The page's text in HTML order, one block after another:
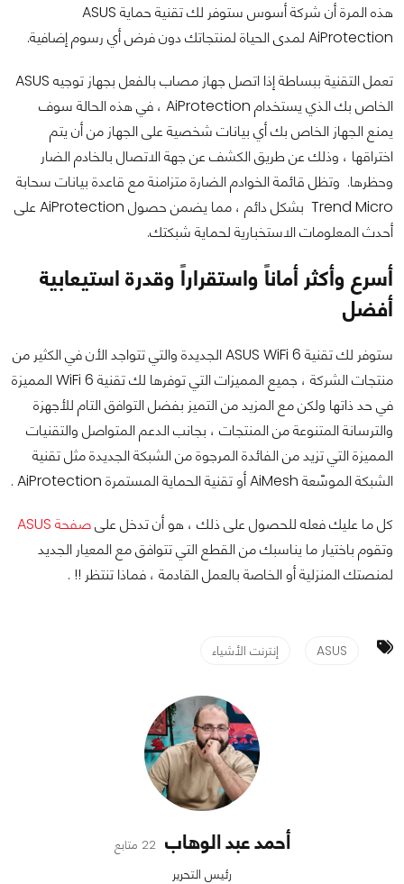
هذه المرة أن شركة أسوس ستوفر لك تقنية حماية ASUS
AiProtection لمدى الحياة لمنتجاتك دون فرض أي رسوم إضافية.
تعمل التقنية ببساطة إذا اتصل جهاز مصاب بالفعل بجهاز توجيه ASUS
الخاص بك الذي يستخدام AiProtection ، في هذه الحالة سوف
يمنع الجهاز الخاص بك أي بيانات شخصية على الجهاز من أن يتم
اختراقها ، وذلك عن طريق الكشف عن جهة الاتصال بالخادم الضار
وحظرها. وتظل قائمة الخوادم الضارة متزامنة مع قاعدة بيانات سحابة
Trend Micro بشكل دائم ، مما يضمن حصول AiProtection على
أحدث المعلومات الاستخبارية لحماية شبكتك.
أسرع وأكثر أماناً واستقراراً وقدرة استيعابية
أفضل
ستوفر لك تقنية ASUS WiFi 6 الجديدة والتي تتواجد الأن في الكثير من
منتجات الشركة ، جميع المميزات التي توفرها لك تقنية WiFi 6 المميزة
في حد ذاتها ولكن مع المزيد من التميز بفضل التوافق التام للأجهزة
والترسانة المتنوعة من المنتجات ، بجانب الدعم المتواصل والتقنيات
المميزة التي تزيد من الفائدة المرجوة من الشبكة الجديدة مثل تقنية
الشبكة الموسّعة AiMesh أو تقنية الحماية المستمرة AiProtection .
كل ما عليك فعله للحصول على ذلك ، هو أن تدخل علىصفحة ASUS
وتقوم باختيار ما يناسبك من القطع التي تتوافق مع المعيار الجديد
لمنصتك المنزلية أو الخاصة بالعمل القادمة ، فماذا تنتظر !! .
ASUS إنترنت الأشياء
أحمد عبد الوهاب 22 متابع
رئيس التحرير